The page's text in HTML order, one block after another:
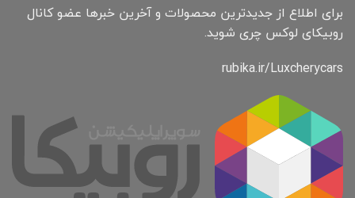
برای اطلاع از جدیدترین محصولات و آخرین خبرها عضو کانال
روبیکای لوکس چری شوید.
rubika.ir/Luxcherycars